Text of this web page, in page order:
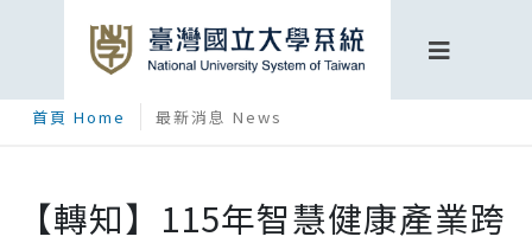
首頁 Home 最新消息 News
【轉知】115年智慧健康產業跨